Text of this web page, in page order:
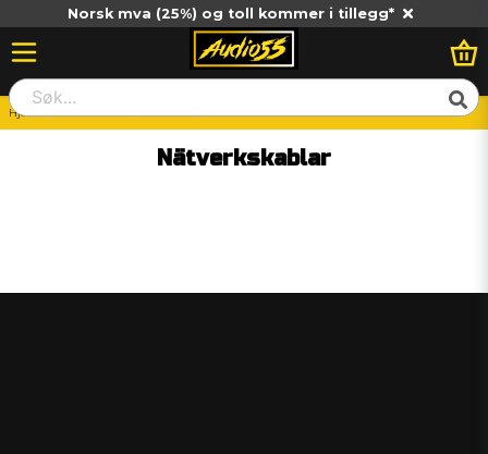
Norsk mva (25%) og toll kommer i tillegg*
Hjem Hemma HiFi Kablar Nätverkskablar
Nätverkskablar